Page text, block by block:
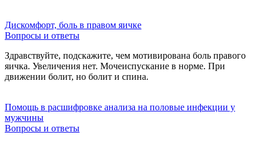
Дискомфорт, боль в правом яичке
Вопросы и ответы
Здравствуйте, подскажите, чем мотивирована боль правого
яичка. Увеличения нет. Мочеиспускание в норме. При
движении болит, но болит и спина.
Помощь в расшифровке анализа на половые инфекции у
мужчины
Вопросы и ответы